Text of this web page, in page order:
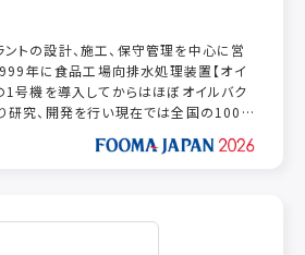
トの設計、施工、保守管理を中心に営
年に食品工場向排水処理装置【オイ
1号機を導入してからはほぼオイルバク
研究、開発を行い現在では全国の100箇